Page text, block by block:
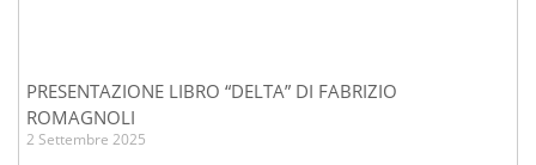
PRESENTAZIONE LIBRO “DELTA” DI FABRIZIO
ROMAGNOLI
2 Settembre 2025